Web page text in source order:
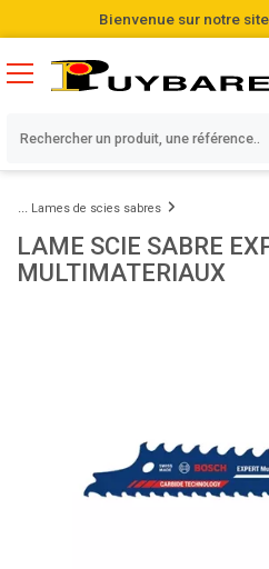
Bienvenue sur notre
Lames de scies sabres
LAME SCIE SABRE
MULTIMATERIAUX